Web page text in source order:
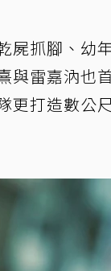
屍抓腳、幼
與雷嘉汭也
更打造數公